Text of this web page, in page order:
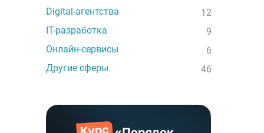
Digital-агентства
12
IT-разработка
9
Онлайн-сервисы
6
Другие сферы
46